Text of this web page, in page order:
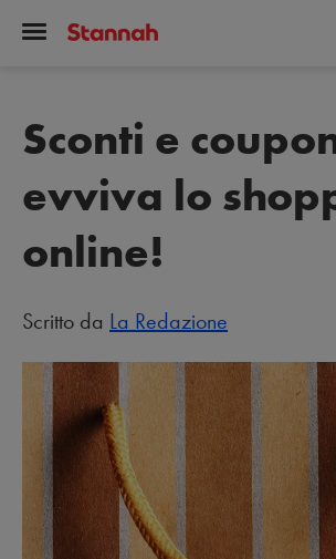
Sconti e
evviva lo
online!
Scritto da La Redazione